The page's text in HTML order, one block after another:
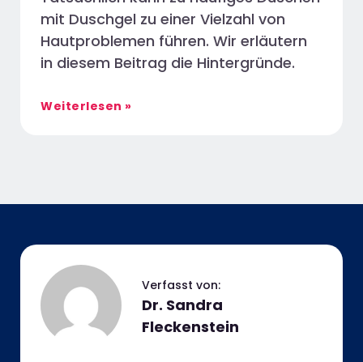
mit Duschgel zu einer Vielzahl von
Hautproblemen führen. Wir erläutern
in diesem Beitrag die Hintergründe.
Weiterlesen »
Dr. Sandra
Fleckenstein